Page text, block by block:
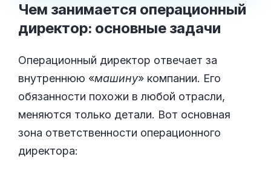
Чем занимается операционный
директор: основные задачи
Операционный директор отвечает за
внутреннюю «машину» компании. Его
обязанности похожи в любой отрасли,
меняются только детали. Вот основная
зона ответственности операционного
директора: